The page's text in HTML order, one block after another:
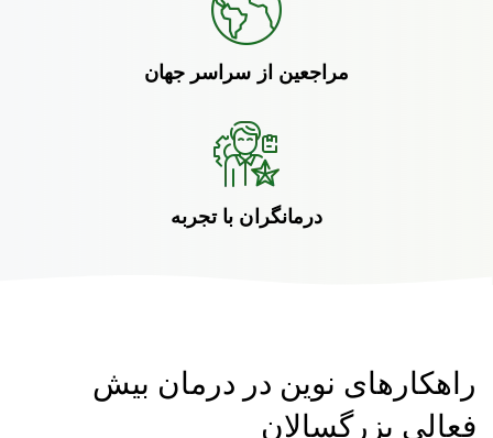
مراجعین از سراسر جهان
درمانگران با تجربه
راهکارهای نوین در درمان بیش
فعالی بزرگسالان